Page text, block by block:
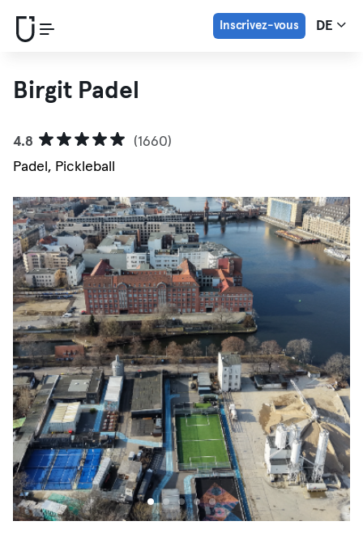
Inscrivez-vous DE
Birgit Padel
4.8
(1660)
Padel, Pickleball